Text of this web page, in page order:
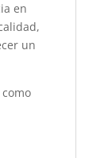
en
un